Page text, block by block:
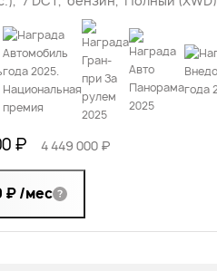
₽ 4 449 000 ₽
₽/мес